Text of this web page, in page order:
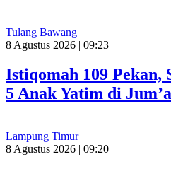
Tulang Bawang
8 Agustus 2026 | 09:23
Istiqomah 109 Pekan,
5 Anak Yatim di
Lampung Timur
8 Agustus 2026 | 09:20